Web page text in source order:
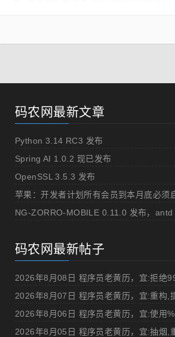
码农网最新文章
Python 3.14 RC3 发布
Spring AI 1.0.2 现已发布
OpenSSL 3.5.3 发布
苹果：开发者计划所有会员到本月底必须
码农网最新帖子
2026年8月08日 程序员老黄历，宜:拒绝
2026年8月05日 程序员老黄历，宜:抽烟,